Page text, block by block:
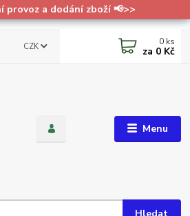
provoz a dodání zboží 📢>>
Menu
CZK 0 ks
za 0 Kč